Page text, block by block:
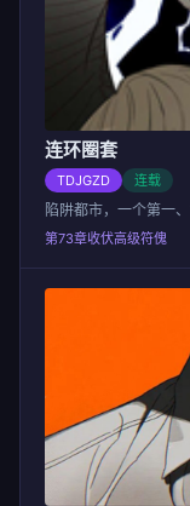
连环圈套
TDJGZD 连载
陷阱都市，一个第一
第73章收伏高级符傀